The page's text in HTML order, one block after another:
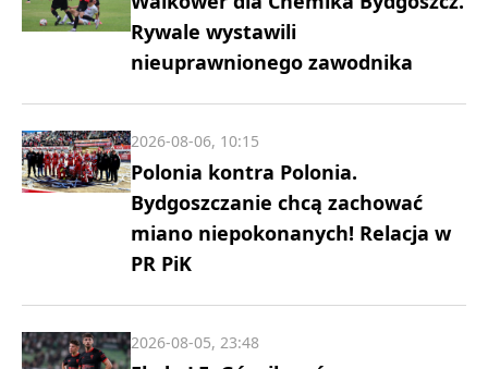
Rywale wystawili
nieuprawnionego zawodnika
Polonia kontra Polonia.
Bydgoszczanie chcą zachować
miano niepokonanych! Relacja w
PR PiK
2026-08-06, 10:15
2026-08-05, 23:48